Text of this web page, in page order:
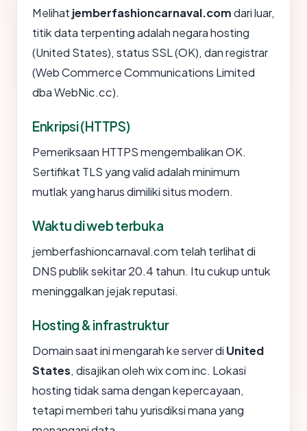
Melihat jemberfashioncarnaval.comdari luar,
titik data terpenting adalah negara hosting
(United States), status SSL (OK), dan registrar
(Web Commerce Communications Limited
dba WebNic.cc).
Enkripsi (HTTPS)
Pemeriksaan HTTPS mengembalikan OK.
Sertifikat TLS yang valid adalah minimum
mutlak yang harus dimiliki situs modern.
Waktu di web terbuka
jemberfashioncarnaval.com telah terlihat di
DNS publik sekitar 20.4 tahun. Itu cukup untuk
meninggalkan jejak reputasi.
Hosting & infrastruktur
Domain saat ini mengarah ke server di United
States, disajikan oleh wix com inc. Lokasi
hosting tidak sama dengan kepercayaan,
tetapi memberi tahu yurisdiksi mana yang